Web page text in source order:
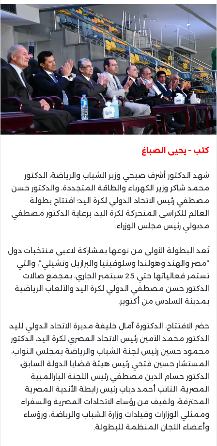
كتب – يحيى الصباغ
شهد الدكتور أشرف صبحي وزير الشباب والرياضة، الدكتور
محمد شاكر وزير الكهرباء والطاقة المتجددة، والدكتور حسن
مصطفي رئيس الاتحاد الدولي لكرة اليد؛ افتتاح بطولة
العالم للكراسى المتحركة لكرة اليد، برعاية الدكتور مصطفي
مدبولي رئيس مجلس الوزراء.
تُعد البطولة الأولى من نوعها بمشاركة لاعبى منتخبات دول
“مصر والهند وهولندا وسلوفينيا والبرازيل وتشيلي”، والتي
تستمر فعالياتها حتي 25 سبتمبر الجاري، بمجمع صالات
الدكتور حسن مصطفي الدولي لكرة اليد والألعاب الرياضية
بمدينة السادس من أكتوبر.
حضر الافتتاح، الدكتورة آمال خليفة مديرة الاتحاد الدولي لليد،
الدكتور محمد الأمين رئيس الاتحاد المصري لكرة اليد، الدكتور
محمود حسين رئيس لجنة الشباب والرياضة بمجلس النواب،
المستشار حسين فتحي رئيس هيئة قضايا الدولة السابق،
الدكتور حسام الدين مصطفي رئيس اللجنة البارالمبية
المصرية، النائب أحمد دياب رئيس رابطة الأندية المصرية
المحترفة، ولفيف من رؤساء الاتحادات المصرية والسفراء
وممثلي الوزارات وقيادات وزارة الشباب والرياضة، ورؤساء
وأعضاء اللجان المنظمة للبطولة.